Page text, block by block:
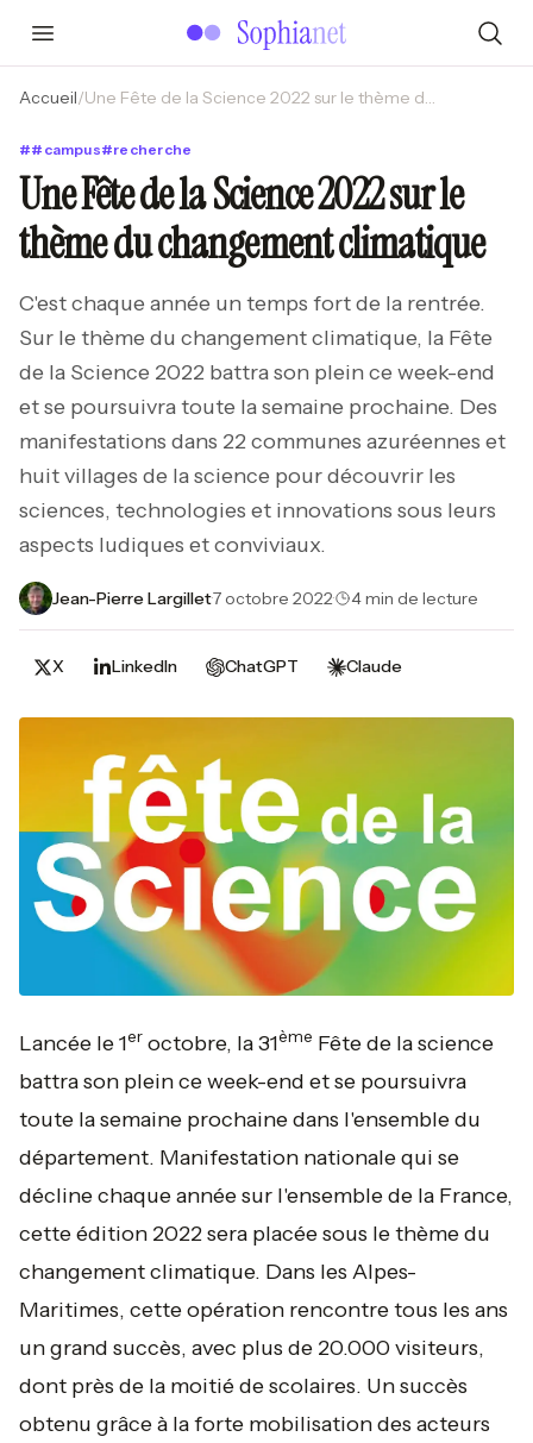
Accueil/ Une Fête de la Science 2022 sur le thème du changement climatique
## campus#recherche
Une Fête de la Science 2022 sur le
thème du changement climatique
C'est chaque année un temps fort de la rentrée.
Sur le thème du changement climatique, la Fête
de la Science 2022 battra son plein ce week-end
et se poursuivra toute la semaine prochaine. Des
manifestations dans 22 communes azuréennes et
huit villages de la science pour découvrir les
sciences, technologies et innovations sous leurs
aspects ludiques et conviviaux.
Jean-Pierre Largillet·7 octobre 2022· 4 min de lecture
X LinkedIn ChatGPT Claude
Lancée le 1er octobre, la 31ème Fête de la science
battra son plein ce week-end et se poursuivra
toute la semaine prochaine dans l'ensemble du
département. Manifestation nationale qui se
décline chaque année sur l'ensemble de la France,
cette édition 2022 sera placée sous le thème du
changement climatique. Dans les Alpes-
Maritimes, cette opération rencontre tous les ans
un grand succès, avec plus de 20.000 visiteurs,
dont près de la moitié de scolaires. Un succès
obtenu grâce à la forte mobilisation des acteurs